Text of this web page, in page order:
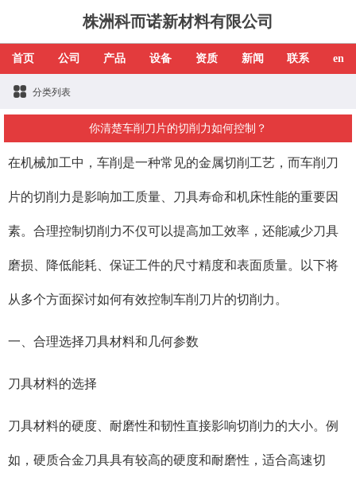
株洲科而诺新材料有限公司
首页 公司 产品 设备 资质 新闻 联系 en
分类列表
你清楚车削刀片的切削力如何控制？
在机械加工中，车削是一种常见的金属切削工艺，而车削刀
片的切削力是影响加工质量、刀具寿命和机床性能的重要因
素。合理控制切削力不仅可以提高加工效率，还能减少刀具
磨损、降低能耗、保证工件的尺寸精度和表面质量。以下将
从多个方面探讨如何有效控制车削刀片的切削力。
一、合理选择刀具材料和几何参数
刀具材料的选择
刀具材料的硬度、耐磨性和韧性直接影响切削力的大小。例
如，硬质合金刀具具有较高的硬度和耐磨性，适合高速切